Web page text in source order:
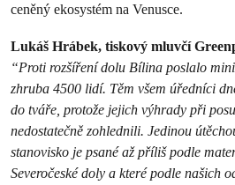
ceněný ekosystém na Venusce.
Lukáš Hrábek, tiskový mluvčí
“Proti rozšíření dolu Bílina poslalo
zhruba 4500 lidí. Těm všem úředníci
do tváře, protože jejich výhrady při
nedostatečně zohlednili. Jedinou
stanovisko je psané až příliš podle
Severočeské doly a které podle našich